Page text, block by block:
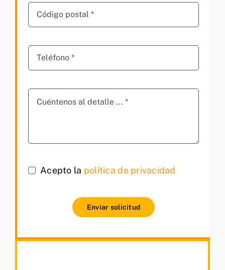
Acepto la política de privacidad
Enviar solicitud